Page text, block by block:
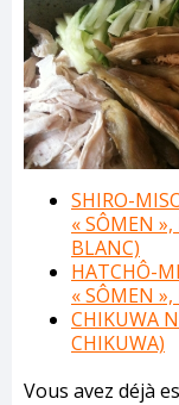
SHIRO-
« SÔMEN
BLANC)
HATCHÔ-
« SÔMEN
CHIKUWA
CHIKUWA)
Vous avez déjà